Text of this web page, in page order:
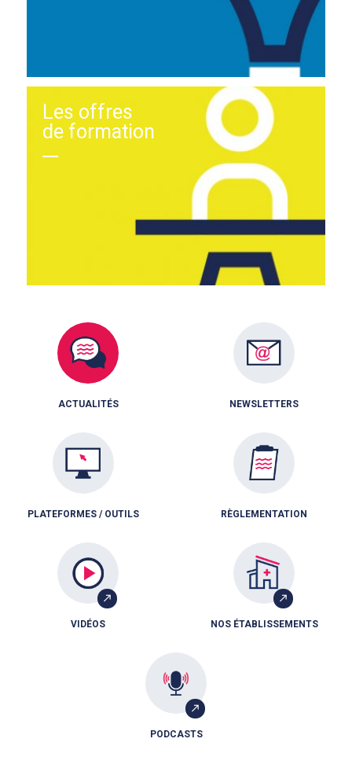
Les offres
de formation
ACTUALITÉS NEWSLETTERS
PLATEFORMES / OUTILS RÈGLEMENTATION
VIDÉOS NOS ÉTABLISSEMENTS
PODCASTS